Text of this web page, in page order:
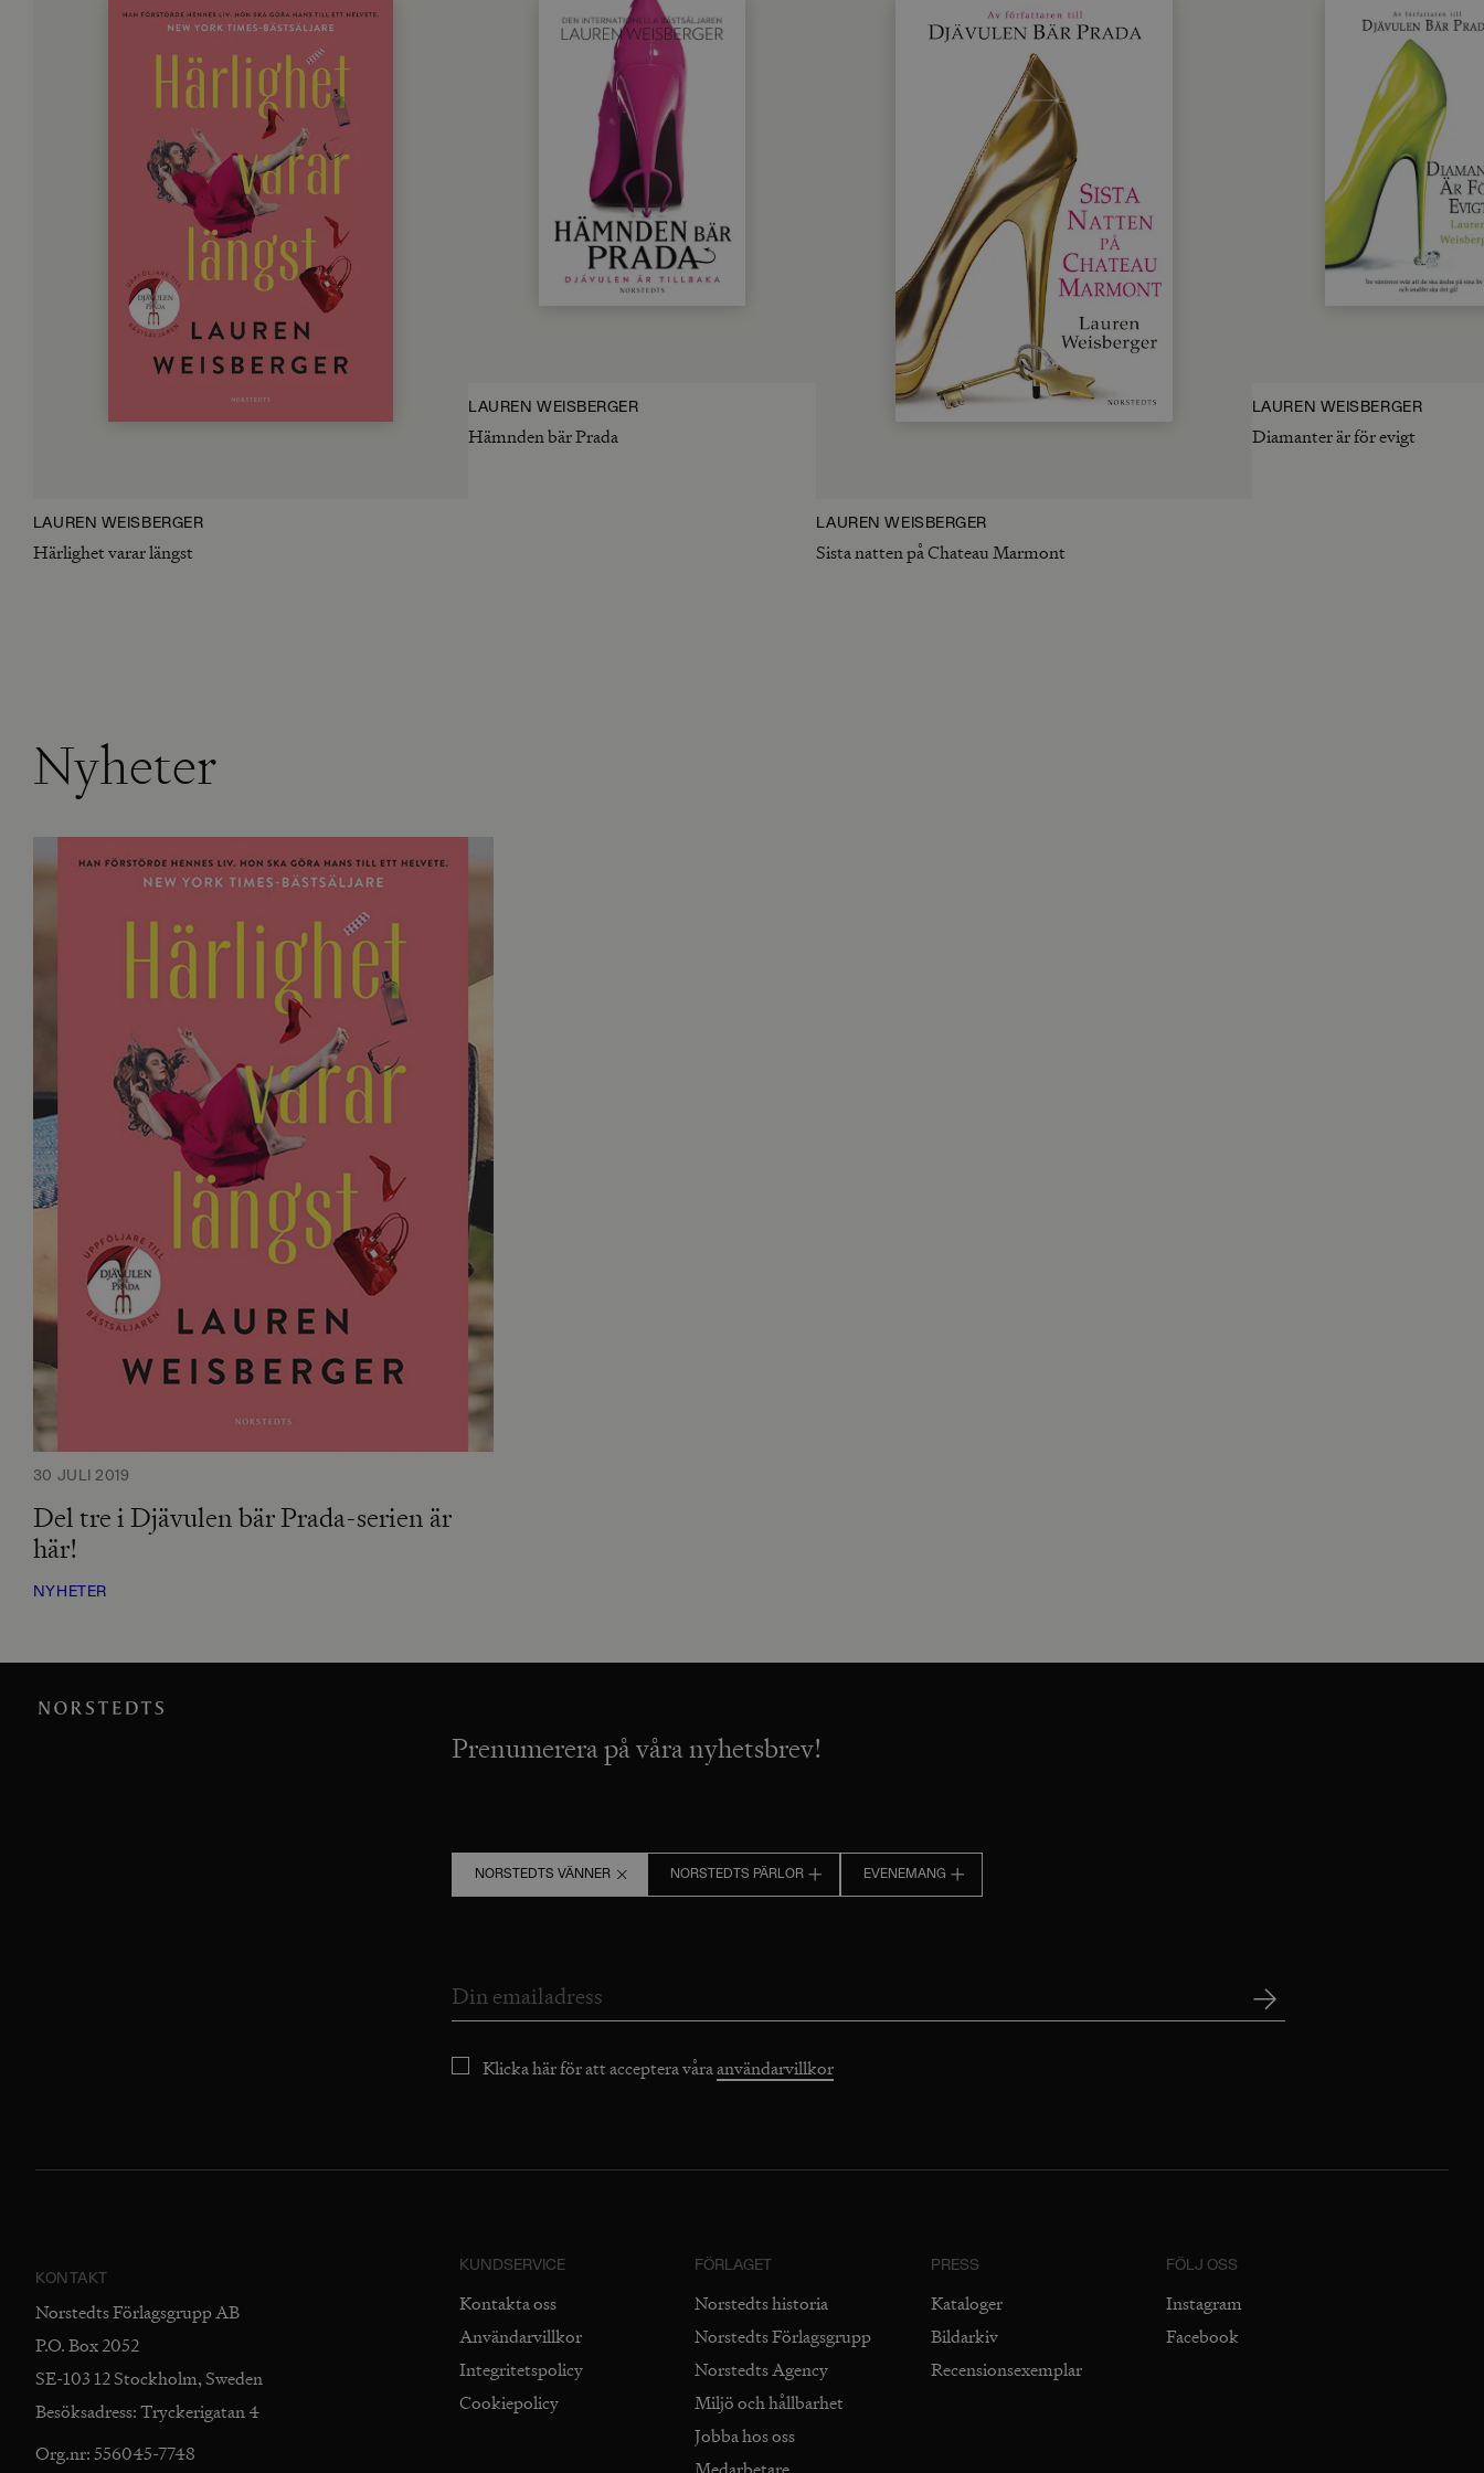
LAUREN WEISBERGER
Härlighet varar längst
LAUREN WEISBERGER
Hämnden bär Prada
LAUREN WEISBERGER
Sista natten på Chateau Marmont
LAUREN WEISBERGER
Diamanter är för evigt
Nyheter
30 JULI 2019
Del tre i Djävulen bär Prada-serien är
här!
NYHETER
Prenumerera på våra nyhetsbrev!
NORSTEDTS VÄNNER NORSTEDTS PÄRLOR EVENEMANG
Klicka här för att acceptera våraanvändarvillkor
KONTAKT
Norstedts Förlagsgrupp AB
P.O. Box 2052
SE-103 12 Stockholm, Sweden
Besöksadress: Tryckerigatan 4
Org.nr: 556045-7748
KUNDSERVICE
Kontakta oss
Användarvillkor
Integritetspolicy
Cookiepolicy
FÖRLAGET
Norstedts historia
Norstedts Förlagsgrupp
Norstedts Agency
Miljö och hållbarhet
Jobba hos oss
PRESS
Kataloger
Bildarkiv
Recensionsexemplar
FÖLJ OSS
Instagram
Facebook